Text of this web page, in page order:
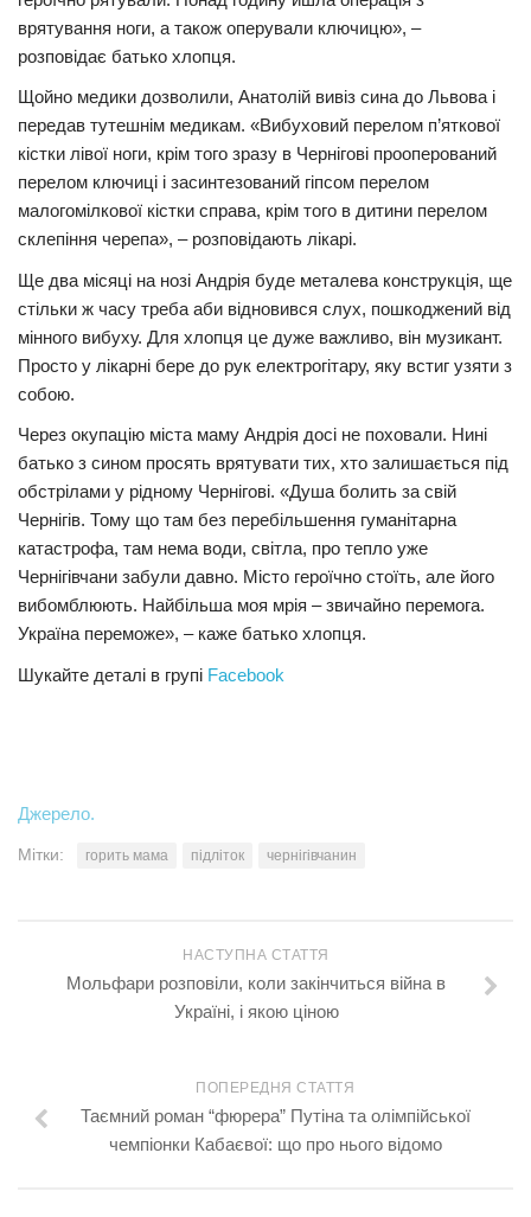
врятування ноги, а також оперували ключицю», –
розповідає батько хлопця.
Щойно медики дозволили, Анатолій вивіз сина до Львова і
передав тутешнім медикам. «Вибуховий перелом п’яткової
кістки лівої ноги, крім того зразу в Чернігові прооперований
перелом ключиці і засинтезований гіпсом перелом
малогомілкової кістки справа, крім того в дитини перелом
склепіння черепа», – розповідають лікарі.
Ще два місяці на нозі Андрія буде металева конструкція, ще
стільки ж часу треба аби відновився слух, пошкоджений від
мінного вибуху. Для хлопця це дуже важливо, він музикант.
Просто у лікарні бере до рук електрогітару, яку встиг узяти з
собою.
Через окупацію міста маму Андрія досі не поховали. Нині
батько з сином просять врятувати тих, хто залишається під
обстрілами у рідному Чернігові. «Душа болить за свій
Чернігів. Тому що там без перебільшення гуманітарна
катастрофа, там нема води, світла, про тепло уже
Чернігівчани забули давно. Місто героїчно стоїть, але його
вибомблюють. Найбільша моя мрія – звичайно перемога.
Україна переможе», – каже батько хлопця.
Шукайте деталі в групі Facebook
Джерело.
Мітки: горить мама підліток чернігівчанин
НАСТУПНА СТАТТЯ
Мольфари розповіли, коли закінчиться війна в
Україні, і якою ціною
ПОПЕРЕДНЯ СТАТТЯ
Таємний роман “фюрера” Путіна та олімпійської
чемпіонки Кабаєвої: що про нього відомо